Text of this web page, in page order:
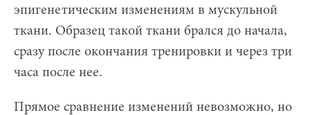
эпигенетическим изменениям в мускульной
ткани. Образец такой ткани брался до начала,
сразу после окончания тренировки и через три
часа после нее.
Прямое сравнение изменений невозможно, но